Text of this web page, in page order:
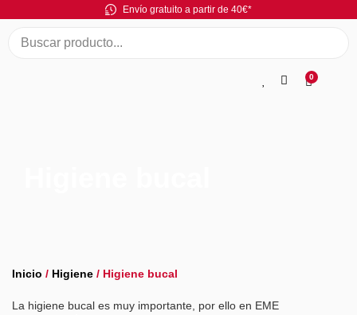
Envío gratuito a partir de 40€*
0
Inicio / Higiene / Higiene bucal
La higiene bucal es muy importante, por ello en EME